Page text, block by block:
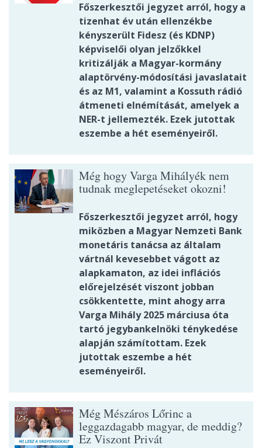
Főszerkesztői jegyzet arról, hogy a
tizenhat év után ellenzékbe
kényszerült Fidesz (és KDNP)
képviselői olyan jelzőkkel
kritizálják a Magyar-kormány
alaptörvény-módosítási javaslatait
és az M1, valamint a Kossuth rádió
átmeneti elnémítását, amelyek a
NER-t jellemezték. Ezek jutottak
eszembe a hét eseményeiről.
Még hogy Varga Mihályék nem
tudnak meglepetéseket okozni!
Főszerkesztői jegyzet arról, hogy
miközben a Magyar Nemzeti Bank
monetáris tanácsa az általam
vártnál kevesebbet vágott az
alapkamaton, az idei inflációs
előrejelzését viszont jobban
csökkentette, mint ahogy arra
Varga Mihály 2025 márciusa óta
tartó jegybankelnöki ténykedése
alapján számítottam. Ezek
jutottak eszembe a hét
eseményeiről.
Még Mészáros Lőrinc a
leggazdagabb magyar, de meddig?
Ez Viszont Privát